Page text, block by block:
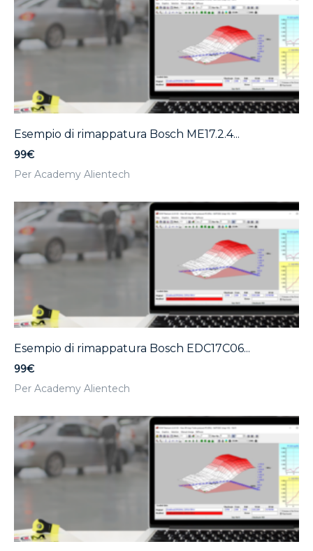
Esempio di rimappatura Bosch ME17.2.4...
99€
Per Academy Alientech
Esempio di rimappatura Bosch EDC17C06...
99€
Per Academy Alientech